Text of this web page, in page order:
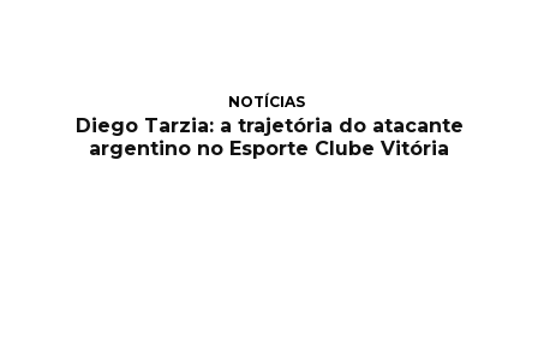
NOTÍCIAS
Diego Tarzia: a trajetória do atacante
argentino no Esporte Clube Vitória